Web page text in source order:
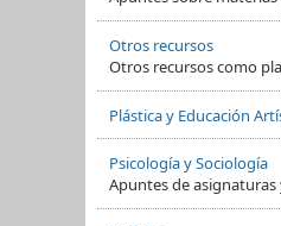
Otros recursos
Otros recursos como
Plástica y Educación
Psicología y Sociología
Apuntes de